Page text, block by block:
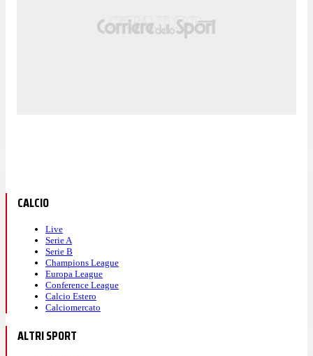
CALCIO
Live
Serie A
Serie B
Champions League
Europa League
Conference League
Calcio Estero
Calciomercato
ALTRI SPORT